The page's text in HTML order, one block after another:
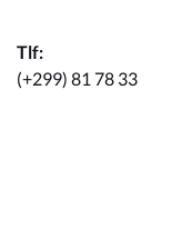
Kommuneplan
Tlf:
(+299) 81 78 33